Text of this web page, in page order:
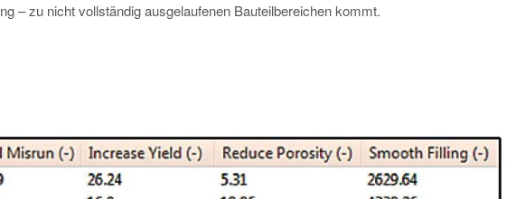
– zu nicht vollständig ausgelaufenen Bauteilbereichen kommt.